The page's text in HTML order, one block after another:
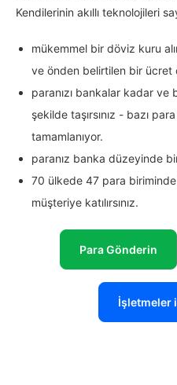
Kendilerinin akıllı teknolojileri
mükemmel bir döviz kuru
ve önden belirtilen bir ücret
paranızı bankalar kadar ve
şekilde taşırsınız - bazı
tamamlanıyor.
paranız banka düzeyinde
70 ülkede 47 para
müşteriye katılırsınız.
Para Gönderin
İşletmeler